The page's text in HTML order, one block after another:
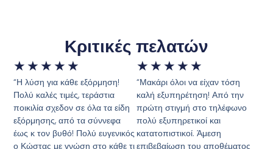
Κριτικές πελατών
★ ★ ★ ★ ★
“Η λύση για κάθε εξόρμηση!
Πολύ καλές τιμές, τεράστια
ποικιλία σχεδον σε όλα τα είδη
εξόρμησης, από τα σύννεφα
έως κ τον βυθό! Πολύ ευγενικός
ο Κώστας με γνώση στο κάθε τι
★ ★ ★ ★ ★
“Μακάρι όλοι να είχαν τόση
καλή εξυπηρέτηση! Από την
πρώτη στιγμή στο τηλέφωνο
πολύ εξυπηρετικοί και
κατατοπιστικοί. Άμεση
επιβεβαίωση του αποθέματος